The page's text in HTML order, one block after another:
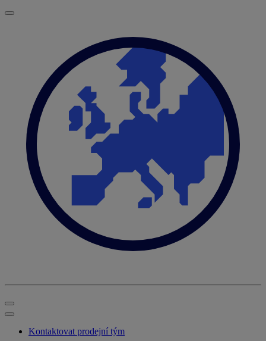
Kontaktovat prodejní tým